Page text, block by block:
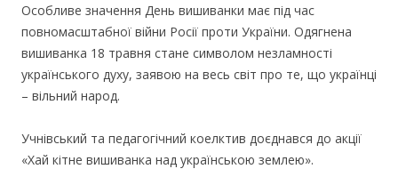
Особливе значення День вишиванки має під час
повномасштабної війни Росії проти України. Одягнена
вишиванка 18 травня стане символом незламності
українського духу, заявою на весь світ про те, що українці
– вільний народ.
Учнівський та педагогічний коелктив доєднався до акції
«Хай кітне вишиванка над українською землею».